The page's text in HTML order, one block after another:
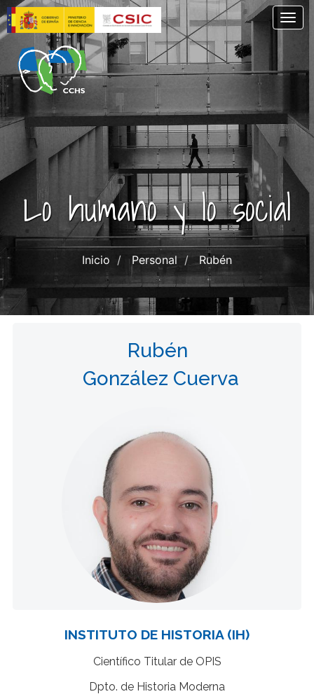
Pasar
al
contenido
principal
Lo humano y lo social
Inicio Personal Rubén
Rubén
González Cuerva
INSTITUTO DE HISTORIA (IH)
Científico Titular de OPIS
Dpto. de Historia Moderna